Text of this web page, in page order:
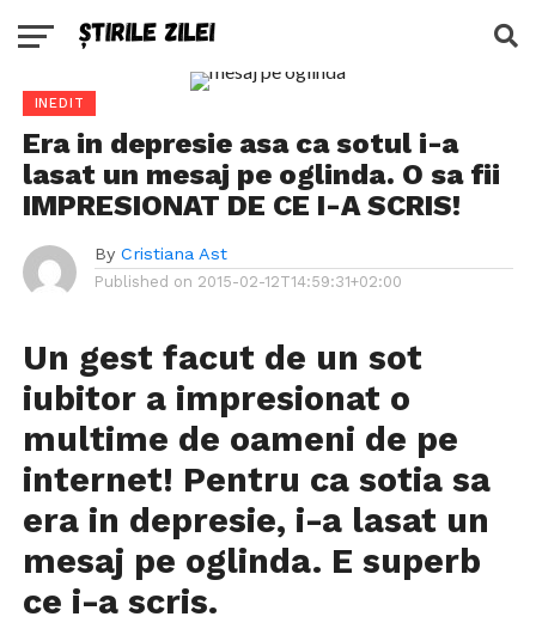
INEDIT
Era in depresie asa ca sotul i-a
lasat un mesaj pe oglinda. O sa fii
IMPRESIONAT DE CE I-A SCRIS!
By Cristiana Ast
Published on 2015-02-12T14:59:31+02:00
Un gest facut de un sot
iubitor a impresionat o
multime de oameni de pe
internet! Pentru ca sotia sa
era in depresie, i-a lasat un
mesaj pe oglinda. E superb
ce i-a scris.